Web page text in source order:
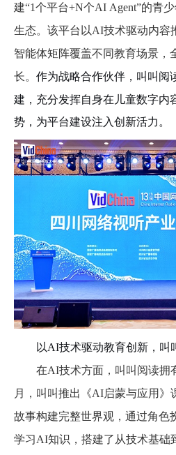
建“1个平台+N个AI Agent”的青
生态。该平台以AI技术驱动内容
智能体矩阵覆盖不同教育场景，
长。 作为战略合作伙伴，叫叫阅
建，充分发挥自身在儿童数字内
势，为平台建设注入创新活力。
以AI技术驱动教育创新，叫
在AI技术方面，叫叫阅读拥
月，叫叫推出《AI启蒙与应用》
故事构建完整世界观，通过角色
学习AI知识，搭建了从技术基础